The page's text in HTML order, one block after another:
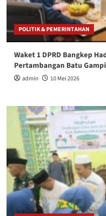
POLITIK & PEMERINTAHAN
Waket 1 DPRD Bangkep
Pertambangan Batu
admin 10 Mei 2026